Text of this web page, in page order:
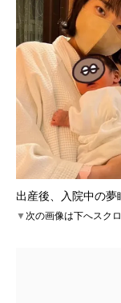
出産後、入院中の夢
▼次の画像は下へスク